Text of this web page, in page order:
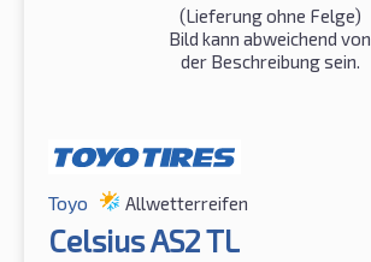
(Lieferung ohne Felge)
Bild kann abweichend von
der Beschreibung sein.
Toyo Allwetterreifen
Celsius AS2 TL